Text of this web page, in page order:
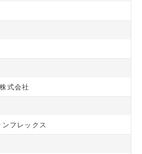
式会社
フレックス